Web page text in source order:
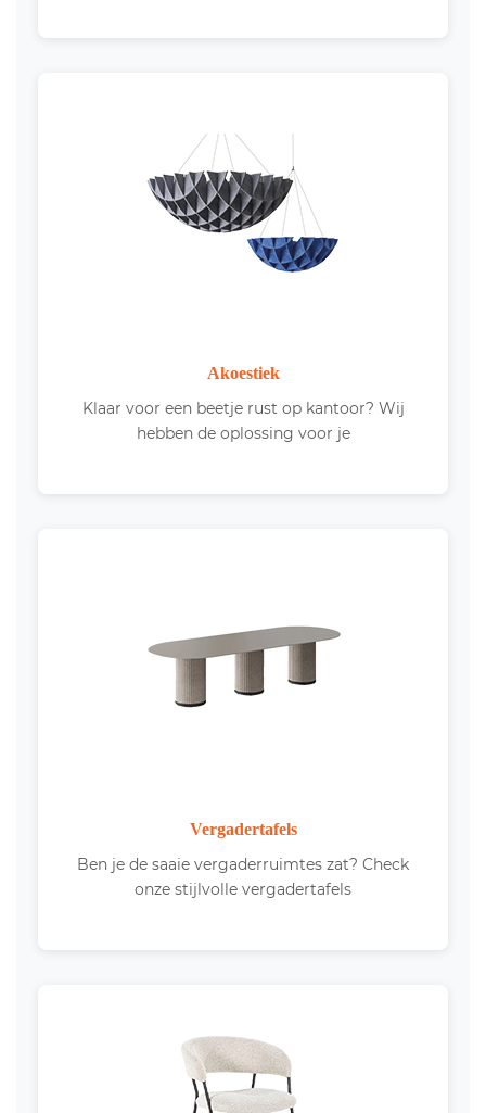
Akoestiek
Klaar voor een beetje rust op kantoor? Wij
hebben de oplossing voor je
Vergadertafels
Ben je de saaie vergaderruimtes zat? Check
onze stijlvolle vergadertafels